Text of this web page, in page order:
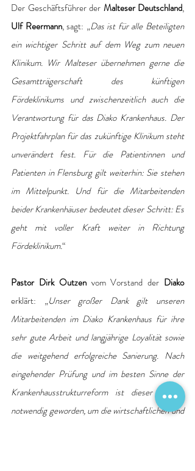
Der Geschäftsführer der Malteser Deutschland,
Ulf Reermann, sagt: „Das ist für alle Beteiligten
ein wichtiger Schritt auf dem Weg zum neuen
Klinikum. Wir Malteser übernehmen gerne die
Gesamtträgerschaft des künftigen
Fördeklinikums und zwischenzeitlich auch die
Verantwortung für das Diako Krankenhaus. Der
Projektfahrplan für das zukünftige Klinikum steht
unverändert fest. Für die Patientinnen und
Patienten in Flensburg gilt weiterhin: Sie stehen
im Mittelpunkt. Und für die Mitarbeitenden
beider Krankenhäuser bedeutet dieser Schritt: Es
geht mit voller Kraft weiter in Richtung
Fördeklinikum.“
Pastor Dirk Outzen vom Vorstand der
Diako
erklärt: „Unser großer Dank gilt unseren
Mitarbeitenden im Diako Krankenhaus für ihre
sehr gute Arbeit und langjährige Loyalität sowie
die weitgehend erfolgreiche Sanierung. Nach
eingehender Prüfung und im besten Sinne der
Krankenhausstrukturreform ist dieser Schritt
notwendig geworden, um die wirtschaftlichen und